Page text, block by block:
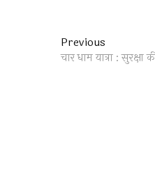
Post
navigation
Previous
post:
चार धाम यात्रा :